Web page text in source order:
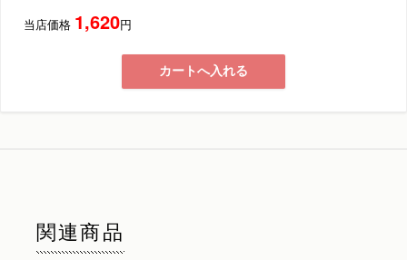
当店価格 1,620円
カートへ入れる
関連商品